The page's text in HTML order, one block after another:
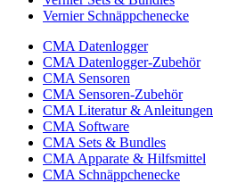
Vernier Schnäppchenecke
CMA Datenlogger
CMA Datenlogger-Zubehör
CMA Sensoren
CMA Sensoren-Zubehör
CMA Literatur & Anleitungen
CMA Software
CMA Sets & Bundles
CMA Apparate & Hilfsmittel
CMA Schnäppchenecke